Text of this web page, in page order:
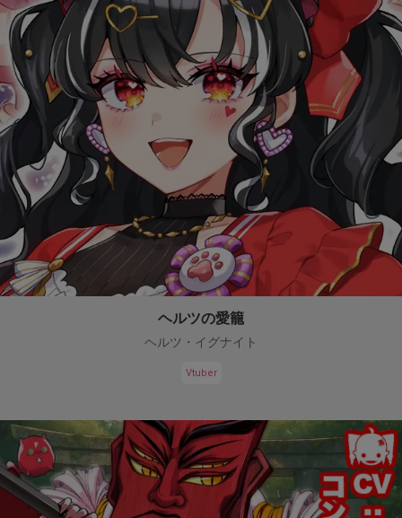
ヘルツの愛籠
ヘルツ・イグナイト
Vtuber